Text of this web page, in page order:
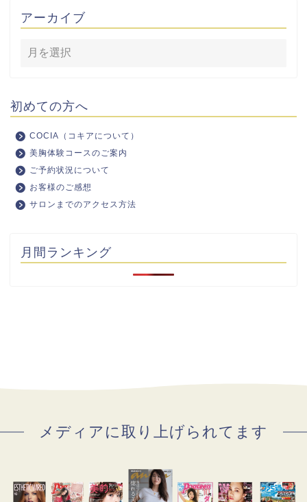
アーカイブ
初めての方へ
COCIA（コキアについて）
美胸体験コースのご案内
ご予約状況について
お客様のご感想
サロンまでのアクセス方法
月間ランキング
メディアに取り上げられてます